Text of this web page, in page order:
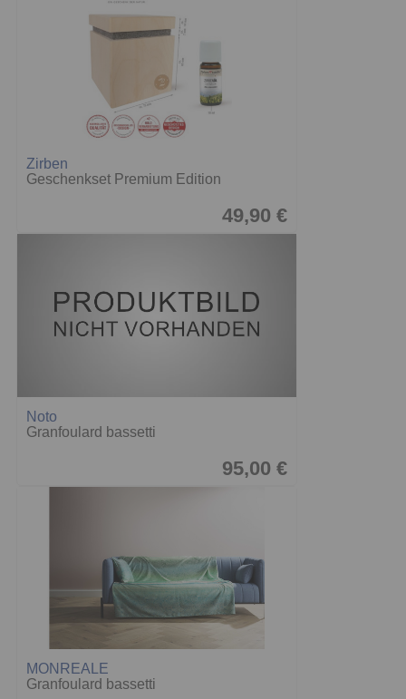
Zirben
Geschenkset Premium Edition
49,90 €
Noto
Granfoulard bassetti
95,00 €
MONREALE
Granfoulard bassetti